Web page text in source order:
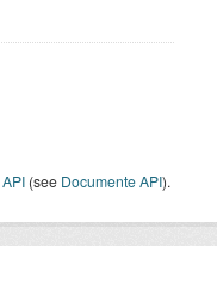
API (see Documente API).